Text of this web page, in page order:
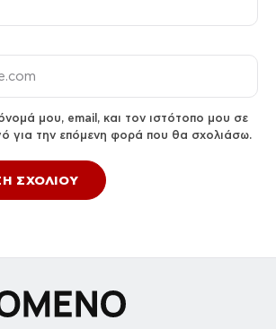
μου, email, και τον ιστότοπο μου σε
για την επόμενη φορά που θα σχολιάσω.